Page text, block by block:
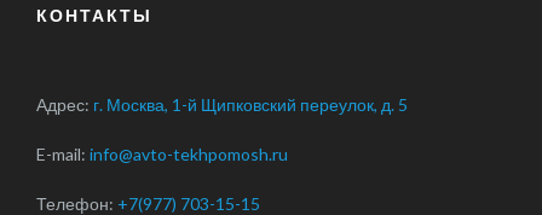
КОНТАКТЫ
Адрес: г. Москва, 1-й Щипковский переулок, д. 5
E-mail: info@avto-tekhpomosh.ru
Телефон: +7(977) 703-15-15